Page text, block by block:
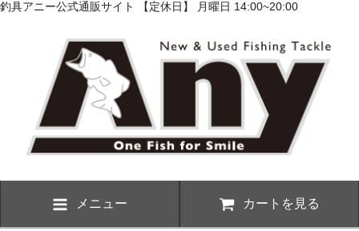
釣具アニー公式通販サイト 【定休日】 月曜日 14:00~20:00
メニュー カートを見る